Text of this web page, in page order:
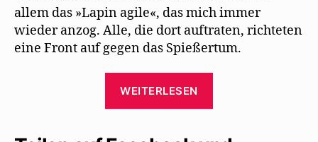
allem das »Lapin agile«, das mich immer
wieder anzog. Alle, die dort auftraten, richteten
eine Front auf gegen das Spießertum.
WEITERLESEN